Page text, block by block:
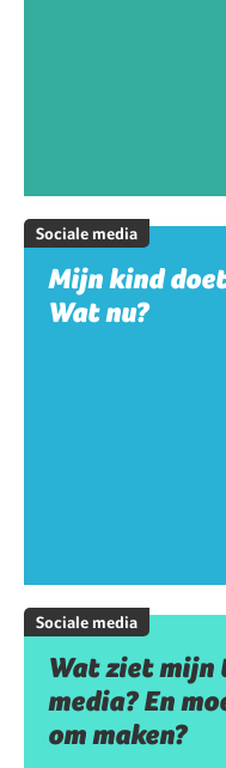
Sociale media
Mijn kind
Wat nu?
Sociale media
Wat ziet mijn
media? En
om maken?